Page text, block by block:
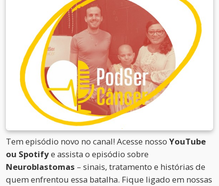
Tem episódio novo no canal! Acesse nosso YouTube
ou Spotifye assista o episódio sobre
Neuroblastomas – sinais, tratamento e histórias de
quem enfrentou essa batalha. Fique ligado em nossas